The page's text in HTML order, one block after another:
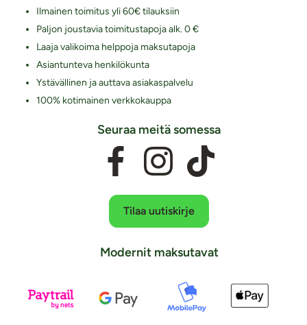
Ilmainen toimitus yli 60€ tilauksiin
Paljon joustavia toimitustapoja alk. 0 €
Laaja valikoima helppoja maksutapoja
Asiantunteva henkilökunta
Ystävällinen ja auttava asiakaspalvelu
100% kotimainen verkkokauppa
Seuraa meitä somessa
Tilaa uutiskirje
Modernit maksutavat